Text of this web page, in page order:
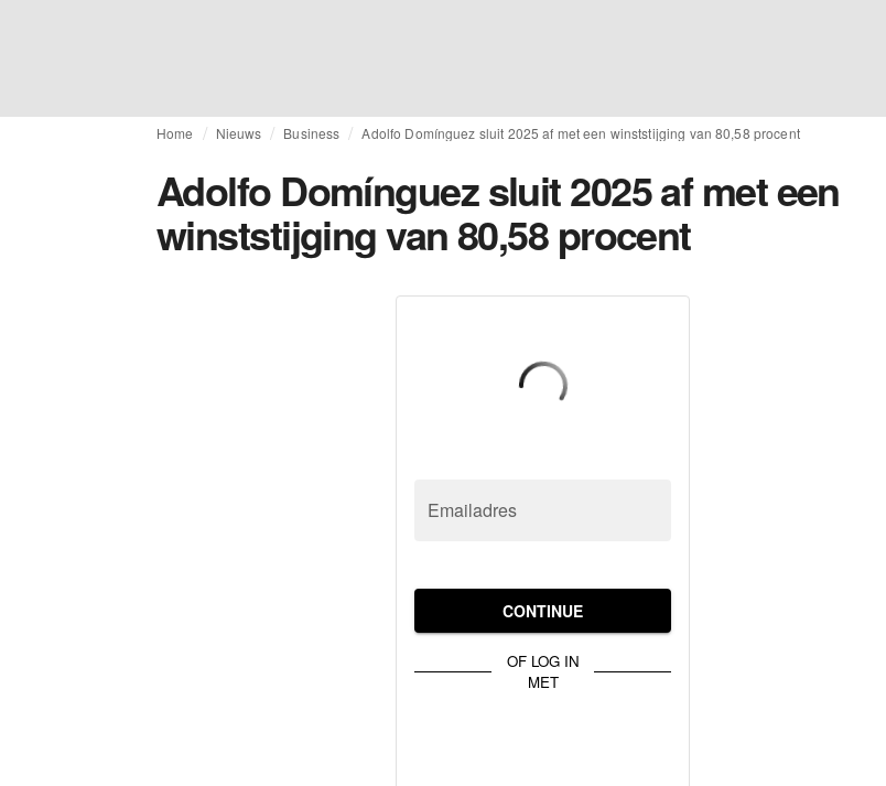
Home Nieuws Business Adolfo Domínguez sluit 2025 af met een winststijging van 80,58 procent
Adolfo Domínguez sluit 2025 af met een
winststijging van 80,58 procent
Emailadres
CONTINUE
OF LOG IN
MET